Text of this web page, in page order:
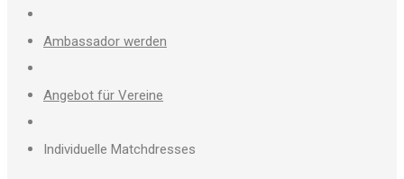
Ambassador werden
Angebot für Vereine
Individuelle Matchdresses